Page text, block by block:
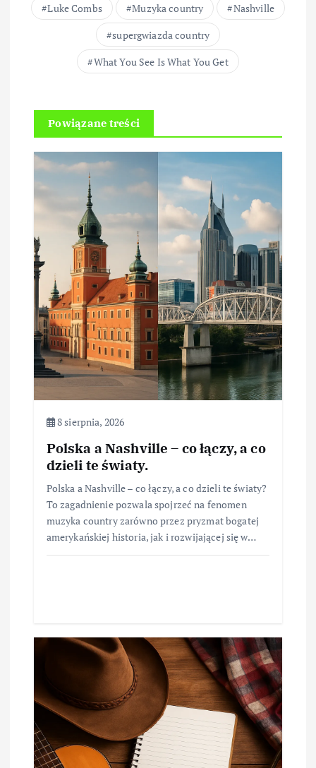
Luke Combs Muzyka country
Nashville
supergwiazda country
What You See Is What You Get
Powiązane treści
8 sierpnia, 2026
Polska a Nashville – co łączy, a co
dzieli te światy.
Polska a Nashville – co łączy, a co dzieli te światy?
To zagadnienie pozwala spojrzeć na fenomen
muzyka country zarówno przez pryzmat bogatej
amerykańskiej historia, jak i rozwijającej się w…